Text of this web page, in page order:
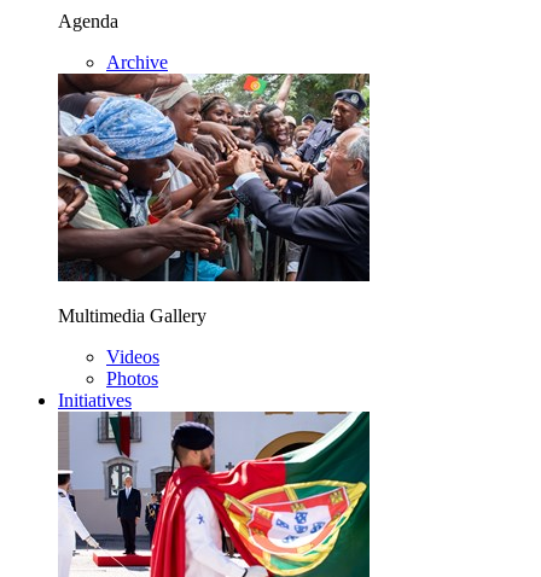
Agenda
Archive
Multimedia Gallery
Videos
Photos
Initiatives